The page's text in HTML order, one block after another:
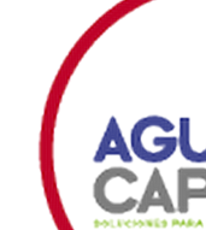
Pueblos
del
Oriente)